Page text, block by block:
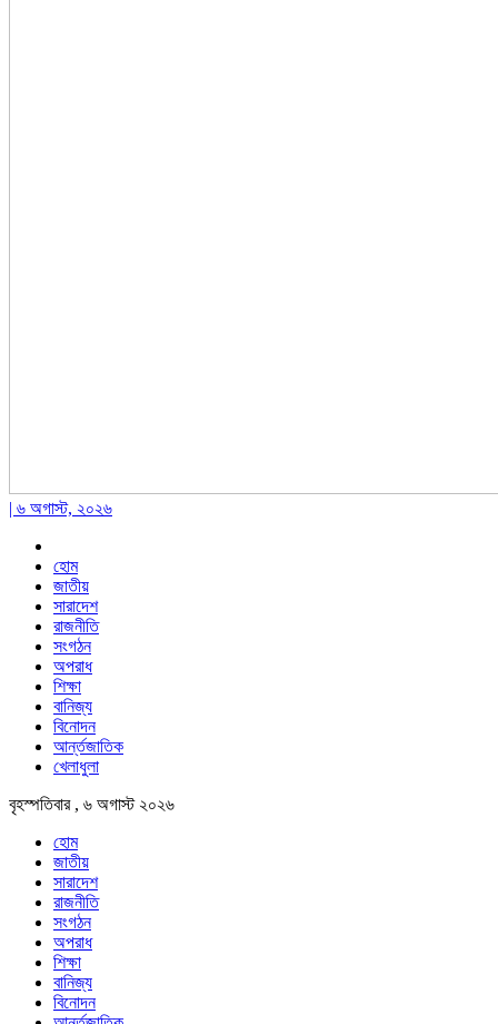
| ৬ অগাস্ট, ২০২৬
হোম
জাতীয়
সারাদেশ
রাজনীতি
সংগঠন
অপরাধ
শিক্ষা
বানিজ্য
বিনোদন
আর্ন্তজাতিক
খেলাধুলা
বৃহস্পতিবার , ৬ অগাস্ট ২০২৬
হোম
জাতীয়
সারাদেশ
রাজনীতি
সংগঠন
অপরাধ
শিক্ষা
বানিজ্য
বিনোদন